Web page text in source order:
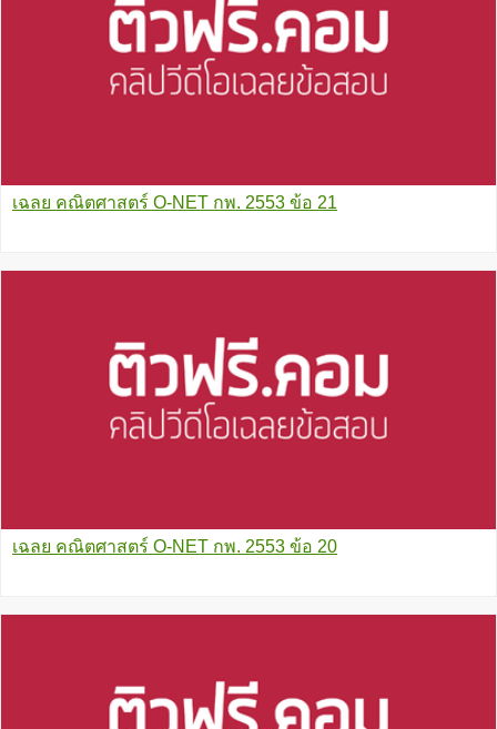
เฉลย คณิตศาสตร์ O-NET กพ. 2553 ข้อ 21
เฉลย คณิตศาสตร์ O-NET กพ. 2553 ข้อ 20